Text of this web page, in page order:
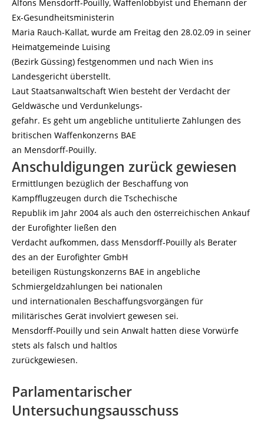
Alfons Mensdorff-Pouilly, Waffenlobbyist und Ehemann der
Ex-Gesundheitsministerin
Maria Rauch-Kallat, wurde am Freitag den 28.02.09 in seiner
Heimatgemeinde Luising
(Bezirk Güssing) festgenommen und nach Wien ins
Landesgericht überstellt.
Laut Staatsanwaltschaft Wien besteht der Verdacht der
Geldwäsche und Verdunkelungs-
gefahr. Es geht um angebliche untitulierte Zahlungen des
britischen Waffenkonzerns BAE
an Mensdorff-Pouilly.
Anschuldigungen zurück gewiesen
Ermittlungen bezüglich der Beschaffung von
Kampfflugzeugen durch die Tschechische
Republik im Jahr 2004 als auch den österreichischen Ankauf
der Eurofighter ließen den
Verdacht aufkommen, dass Mensdorff-Pouilly als Berater
des an der Eurofighter GmbH
beteiligen Rüstungskonzerns BAE in angebliche
Schmiergeldzahlungen bei nationalen
und internationalen Beschaffungsvorgängen für
militärisches Gerät involviert gewesen sei.
Mensdorff-Pouilly und sein Anwalt hatten diese Vorwürfe
stets als falsch und haltlos
zurückgewiesen.
Parlamentarischer
Untersuchungsausschuss